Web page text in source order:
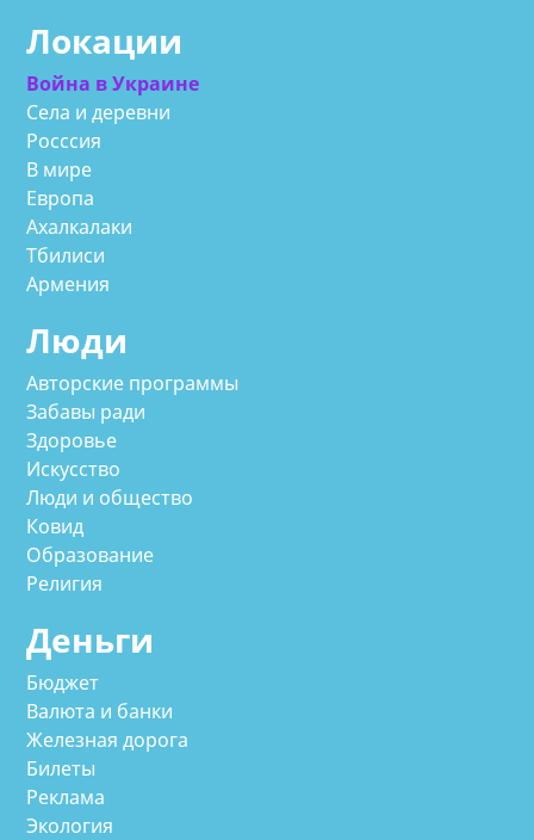
Локации
Война в Украине
Села и деревни
Росссия
В мире
Европа
Ахалкалаки
Тбилиси
Армения
Люди
Авторские программы
Забавы ради
Здоровье
Искусство
Люди и общество
Ковид
Образование
Религия
Деньги
Бюджет
Валюта и банки
Железная дорога
Билеты
Реклама
Экология